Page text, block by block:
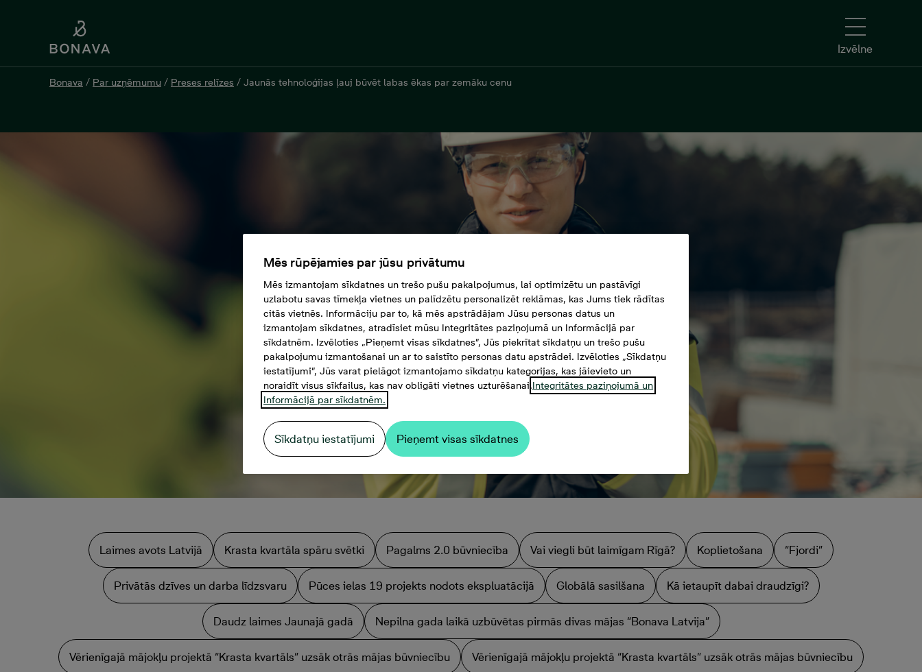
Izvēlne
Bonava / Par uzņēmumu / Preses relīzes / Jaunās tehnoloģijas ļauj būvēt labas ēkas par zemāku cenu
Laimes avots Latvijā Krasta kvartāla spāru svētki Pagalms 2.0 būvniecība Vai viegli būt laimīgam Rīgā? Koplietošana “Fjordi”
Privātās dzīves un darba līdzsvaru Pūces ielas 19 projekts nodots ekspluatācijā Globālā sasilšana Kā ietaupīt dabai draudzīgi?
Daudz laimes Jaunajā gadā Nepilna gada laikā uzbūvētas pirmās divas mājas “Bonava Latvija”
Vērienīgajā mājokļu projektā “Krasta kvartāls” uzsāk otrās mājas būvniecību Vērienīgajā mājokļu projektā “Krasta kvartāls” uzsāk otrās mājas būvniecību
Mēs rūpējamies par jūsu privātumu
Mēs izmantojam sīkdatnes un trešo pušu pakalpojumus, lai optimizētu un pastāvīgi
uzlabotu savas tīmekļa vietnes un palīdzētu personalizēt reklāmas, kas Jums tiek rādītas
citās vietnēs. Informāciju par to, kā mēs apstrādājam Jūsu personas datus un
izmantojam sīkdatnes, atradīsiet mūsu Integritātes paziņojumā un Informācijā par
sīkdatnēm. Izvēloties „Pieņemt visas sīkdatnes”, Jūs piekrītat sīkdatņu un trešo pušu
pakalpojumu izmantošanai un ar to saistīto personas datu apstrādei. Izvēloties „Sīkdatņu
iestatījumi”, Jūs varat pielāgot izmantojamo sīkdatņu kategorijas, kas jāievieto un
noraidīt visus sīkfailus, kas nav obligāti vietnes uzturēšanai.Integritātes paziņojumā un
Informācijā par sīkdatnēm.
Sīkdatņu iestatījumi Pieņemt visas sīkdatnes